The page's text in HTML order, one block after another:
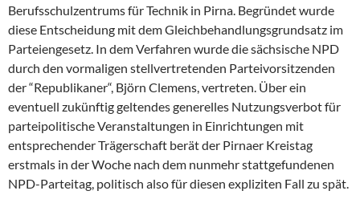
Berufsschulzentrums für Technik in Pirna. Begründet wurde
diese Entscheidung mit dem Gleichbehandlungsgrundsatz im
Parteiengesetz. In dem Verfahren wurde die sächsische NPD
durch den vormaligen stellvertretenden Parteivorsitzenden
der “Republikaner“, Björn Clemens, vertreten. Über ein
eventuell zukünftig geltendes generelles Nutzungsverbot für
parteipolitische Veranstaltungen in Einrichtungen mit
entsprechender Trägerschaft berät der Pirnaer Kreistag
erstmals in der Woche nach dem nunmehr stattgefundenen
NPD-Parteitag, politisch also für diesen expliziten Fall zu spät.